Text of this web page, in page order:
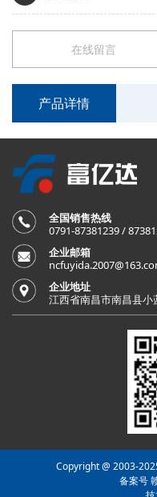
在线留言
产品详情
全国销售热线
0791-87381239 /
企业邮箱
企业地址
江西省南昌市南昌县
Copyright @ 2003-
备案号